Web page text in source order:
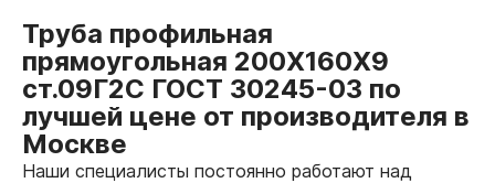
Труба профильная
прямоугольная 200Х160Х9
ст.09Г2С ГОСТ 30245-03 по
лучшей цене от производителя в
Москве
Наши специалисты постоянно работают над